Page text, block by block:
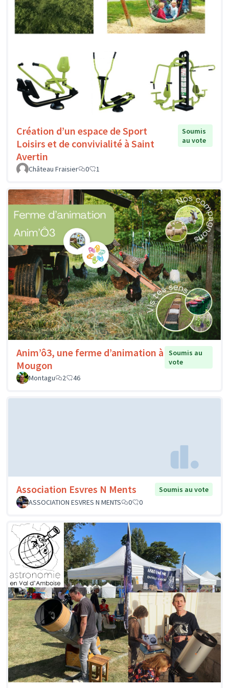
Création d’un espace de Sport
Loisirs et de convivialité à Saint
Avertin
Soumis
au vote
Château Fraisier 0 1
Anim’ô3, une ferme d’animation à
Mougon
Soumis au
vote
Montagu
2 46
Association Esvres N Ments
Soumis au vote
ASSOCIATION ESVRES N MENTS
0 0